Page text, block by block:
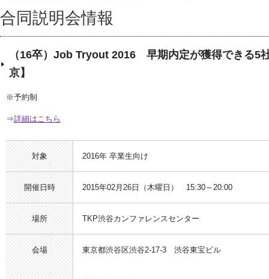
合同説明会情報
（16卒）Job Tryout 2016 早期内定が獲得できる5
京】
※予約制
⇒詳細はこちら
対象 2016年 卒業生向け
開催日時 2015年02月26日（木曜日） 15:30～20:00
場所 TKP渋谷カンファレンスセンター
会場 東京都渋谷区渋谷2-17-3 渋谷東宝ビル